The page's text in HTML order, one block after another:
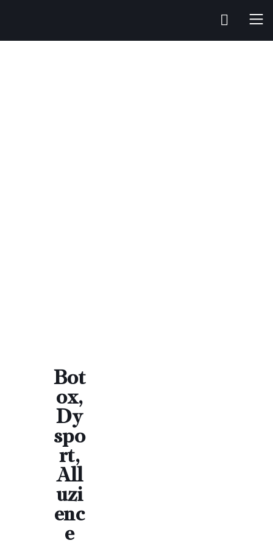
Bot
ox,
Dy
spo
rt,
All
uzi
enc
e